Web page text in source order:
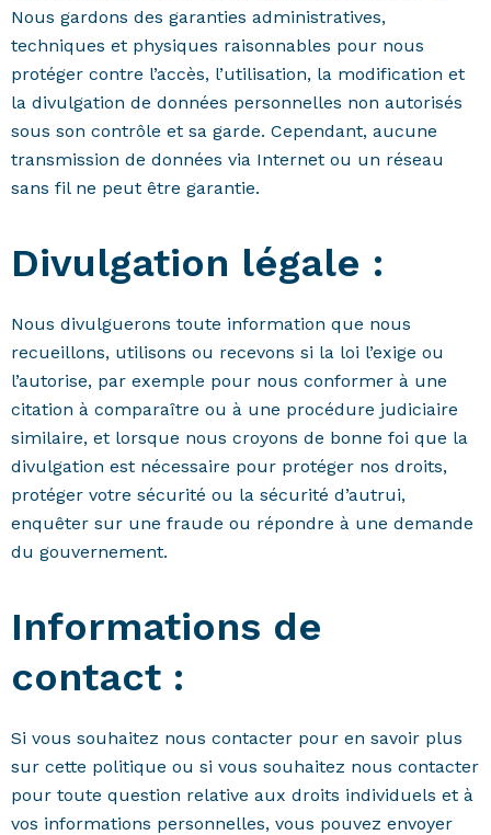
Nous gardons des garanties administratives,
techniques et physiques raisonnables pour nous
protéger contre l’accès, l’utilisation, la modification et
la divulgation de données personnelles non autorisés
sous son contrôle et sa garde. Cependant, aucune
transmission de données via Internet ou un réseau
sans fil ne peut être garantie.
Divulgation légale :
Nous divulguerons toute information que nous
recueillons, utilisons ou recevons si la loi l’exige ou
l’autorise, par exemple pour nous conformer à une
citation à comparaître ou à une procédure judiciaire
similaire, et lorsque nous croyons de bonne foi que la
divulgation est nécessaire pour protéger nos droits,
protéger votre sécurité ou la sécurité d’autrui,
enquêter sur une fraude ou répondre à une demande
du gouvernement.
Informations de
contact :
Si vous souhaitez nous contacter pour en savoir plus
sur cette politique ou si vous souhaitez nous contacter
pour toute question relative aux droits individuels et à
vos informations personnelles, vous pouvez envoyer